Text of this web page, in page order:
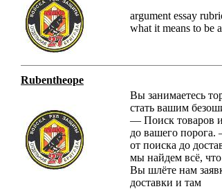
argument essay
what it means to be
Rubentheope
Вы занимаетесь
стать вашим
— Поиск товаров
до вашего
от поиска до
мы найдем всё,
Вы шлёте нам
доставки и там